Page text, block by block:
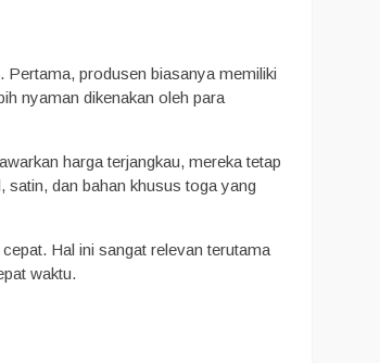
Pertama, produsen biasanya memiliki
nyaman dikenakan oleh para
harga terjangkau, mereka tetap
satin, dan bahan khusus toga yang
Hal ini sangat relevan terutama
waktu.